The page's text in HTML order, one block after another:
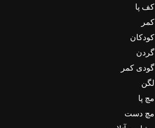
کف پا
کمر
کودکان
گردن
گودی کمر
لگن
مچ پا
مچ دست